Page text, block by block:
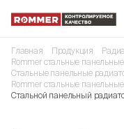
Главная Продукция
Rommer стальные
Стальные панельные
Rommer стальные
Стальной панельный